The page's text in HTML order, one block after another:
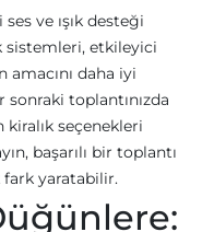
ve ışık desteği
sistemleri, etkileyici
amacını daha iyi
toplantınızda
seçenekleri
başarılı bir toplantı
fark yaratabilir.